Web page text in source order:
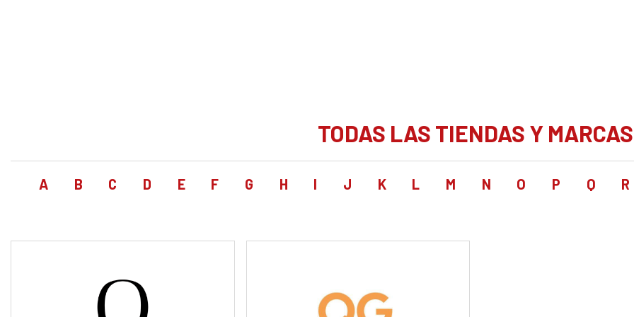
TODAS LAS TIENDAS Y MARCAS
A B C D E F G H I J K L M N O P Q R